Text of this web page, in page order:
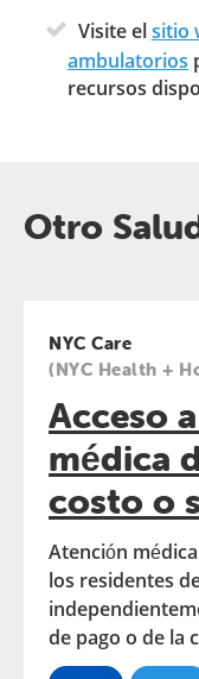
Visite elsitio
ambulatorios
recursos
Otro
NYC Care
(NYC Health +
Acceso
médica
costo o
Atención
los residentes
de pago o de la